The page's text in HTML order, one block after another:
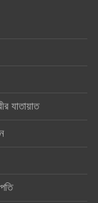
যাতায়াত